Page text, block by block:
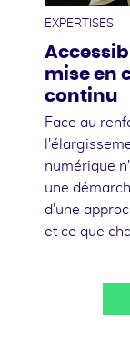
EXPERTISES
mise en
continu
Face au
numérique
une
d'une
et ce que